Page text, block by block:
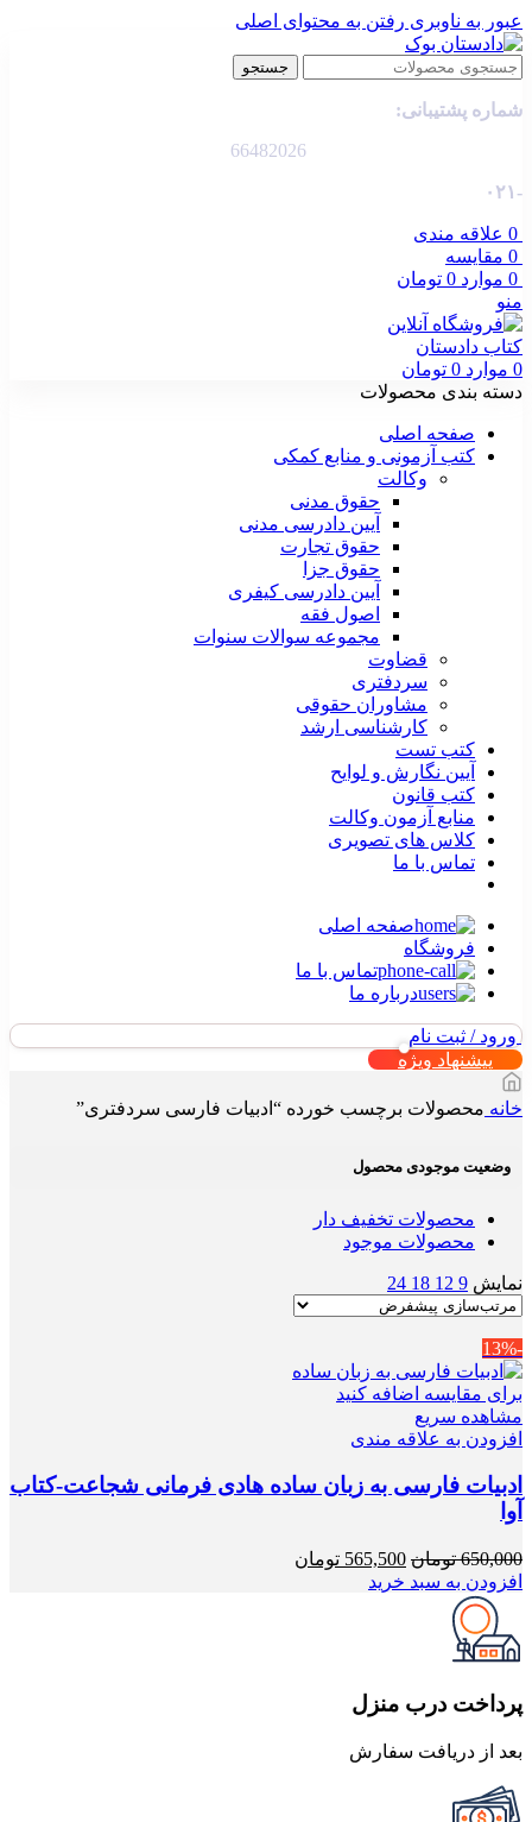
عبور به ناوبری رفتن به محتوای اصلی
جستجو
شماره پشتیبانی:
66482026
-۰۲۱
0 علاقه مندی
0 مقایسه
0 موارد 0 تومان
منو
0 موارد 0 تومان
دسته بندی محصولات
صفحه اصلی
کتب آزمونی و منابع کمکی
وکالت
حقوق مدنی
آیین دادرسی مدنی
حقوق تجارت
حقوق جزا
آیین دادرسی کیفری
اصول فقه
مجموعه سوالات سنوات
قضاوت
سردفتری
مشاوران حقوقی
کارشناسی ارشد
کتب تست
آیین نگارش و لوایح
کتب قانون
منابع آزمون وکالت
کلاس های تصویری
تماس با ما
صفحه اصلی
فروشگاه
تماس با ما
درباره ما
ورود / ثبت نام
پیشنهاد ویژه
خانه محصولات برچسب خورده “ادبیات فارسی سردفتری”
وضعیت موجودی محصول
محصولات تخفیف دار
محصولات موجود
نمایش 9
12
18
24
-13%
برای مقایسه اضافه کنید
مشاهده سریع
افزودن به علاقه مندی
ادبیات فارسی به زبان ساده هادی فرمانی شجاعت-کتاب
آوا
650,000 تومان قیمت
اصلی
565,500 تومان
افزودن به سبد خرید
پرداخت درب منزل
بعد از دریافت سفارش